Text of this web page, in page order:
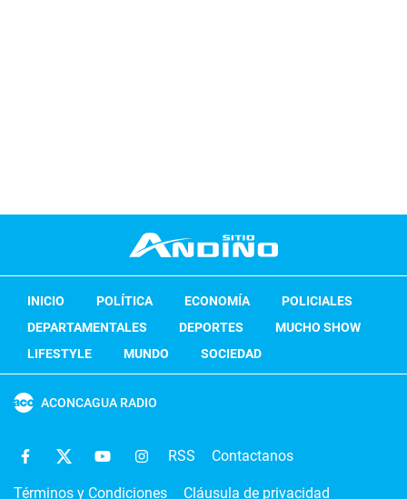
INICIO POLÍTICA ECONOMÍA
POLICIALES
DEPARTAMENTALES
DEPORTES
MUCHO SHOW
LIFESTYLE
MUNDO SOCIEDAD
ACONCAGUA RADIO
RSS Contactanos
Términos y Condiciones Cláusula de privacidad